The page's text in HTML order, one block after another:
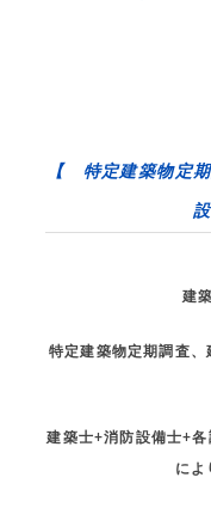
【 特定建築物定
建築
特定建築物定期調査
建築士+消防設備士+
によ